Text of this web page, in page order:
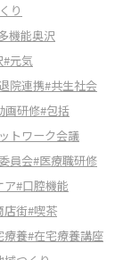
り
機能奥沢
#元気
院連携#共生社会
画研修#包括
トワーク会議
員会#医療職研修
ア#口腔機能
店街#喫茶
療養#在宅療養講座